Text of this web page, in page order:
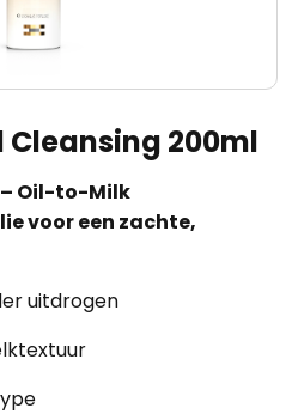
Cleansing 200ml
Oil-to-Milk
voor een zachte,
uitdrogen